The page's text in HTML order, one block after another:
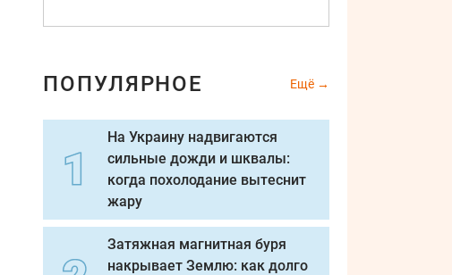
ПОПУЛЯРНОЕ Ещё
На Украину надвигаются
сильные дожди и шквалы:
когда похолодание вытеснит
жару
Затяжная магнитная буря
накрывает Землю: как долго